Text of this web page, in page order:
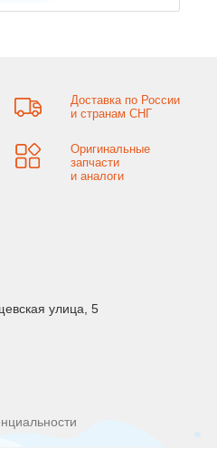
Доставка по России
и странам СНГ
Оригинальные
запчасти
и аналоги
улица, 5